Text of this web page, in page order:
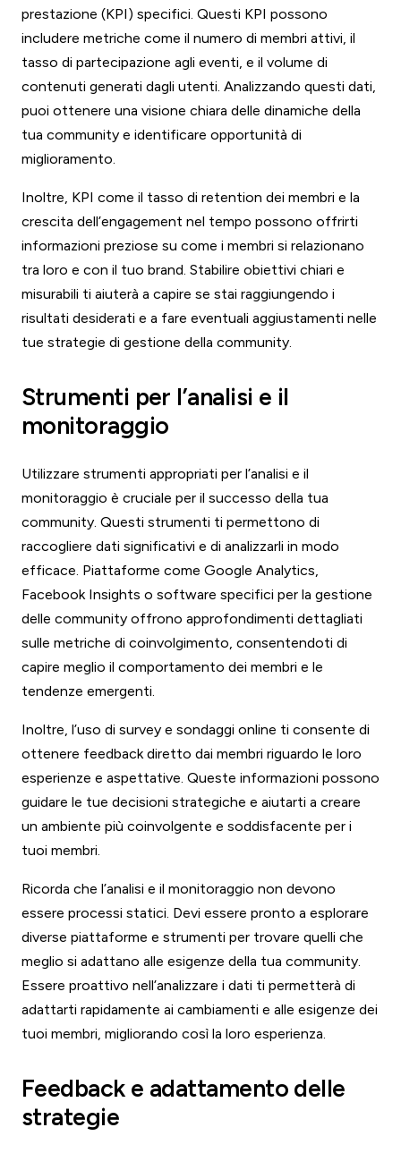
prestazione (KPI) specifici. Questi KPI possono
includere metriche come il numero di membri attivi, il
tasso di partecipazione agli eventi, e il volume di
contenuti generati dagli utenti. Analizzando questi dati,
puoi ottenere una visione chiara delle dinamiche della
tua community e identificare opportunità di
miglioramento.
Inoltre, KPI come il tasso di retention dei membri e la
crescita dell’engagement nel tempo possono offrirti
informazioni preziose su come i membri si relazionano
tra loro e con il tuo brand. Stabilire obiettivi chiari e
misurabili ti aiuterà a capire se stai raggiungendo i
risultati desiderati e a fare eventuali aggiustamenti nelle
tue strategie di gestione della community.
Strumenti per l’analisi e il
monitoraggio
Utilizzare strumenti appropriati per l’analisi e il
monitoraggio è cruciale per il successo della tua
community. Questi strumenti ti permettono di
raccogliere dati significativi e di analizzarli in modo
efficace. Piattaforme come Google Analytics,
Facebook Insights o software specifici per la gestione
delle community offrono approfondimenti dettagliati
sulle metriche di coinvolgimento, consentendoti di
capire meglio il comportamento dei membri e le
tendenze emergenti.
Inoltre, l’uso di survey e sondaggi online ti consente di
ottenere feedback diretto dai membri riguardo le loro
esperienze e aspettative. Queste informazioni possono
guidare le tue decisioni strategiche e aiutarti a creare
un ambiente più coinvolgente e soddisfacente per i
tuoi membri.
Ricorda che l’analisi e il monitoraggio non devono
essere processi statici. Devi essere pronto a esplorare
diverse piattaforme e strumenti per trovare quelli che
meglio si adattano alle esigenze della tua community.
Essere proattivo nell’analizzare i dati ti permetterà di
adattarti rapidamente ai cambiamenti e alle esigenze dei
tuoi membri, migliorando così la loro esperienza.
Feedback e adattamento delle
strategie